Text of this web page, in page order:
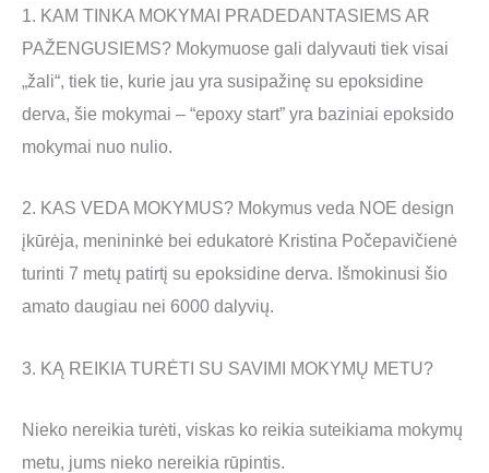
1. KAM TINKA MOKYMAI PRADEDANTASIEMS AR
PAŽENGUSIEMS? Mokymuose gali dalyvauti tiek visai
„žali“, tiek tie, kurie jau yra susipažinę su epoksidine
derva, šie mokymai – “epoxy start” yra baziniai epoksido
mokymai nuo nulio.
2. KAS VEDA MOKYMUS? Mokymus veda NOE design
įkūrėja, menininkė bei edukatorė Kristina Počepavičienė
turinti 7 metų patirtį su epoksidine derva. Išmokinusi šio
amato daugiau nei 6000 dalyvių.
3. KĄ REIKIA TURĖTI SU SAVIMI MOKYMŲ METU?
Nieko nereikia turėti, viskas ko reikia suteikiama mokymų
metu, jums nieko nereikia rūpintis.